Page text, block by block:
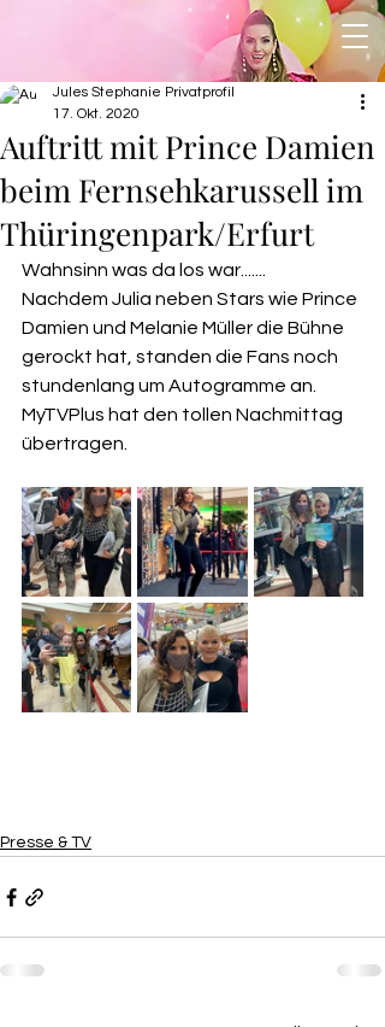
Auftritt mit Prince Damien
beim Fernsehkarussell im
Thüringenpark/Erfurt
Jules Stephanie Privatprofil
17. Okt. 2020
Wahnsinn was da los war.......
Nachdem Julia neben Stars wie Prince
Damien und Melanie Müller die Bühne
gerockt hat, standen die Fans noch
stundenlang um Autogramme an.
MyTVPlus hat den tollen Nachmittag
übertragen.
Presse & TV